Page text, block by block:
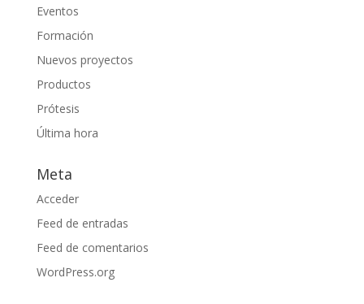
Eventos
Formación
Nuevos proyectos
Productos
Prótesis
Última hora
Meta
Acceder
Feed de entradas
Feed de comentarios
WordPress.org